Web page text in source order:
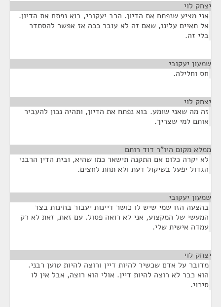
יצחק לוי
אני מציע שנפתח את הדיון. הרב יעקובי, בוא נפתח את הדיון.
אל תאיים עלינו, שאם זה לא עובר ככה אז אפשר להסתדר
בלי זה.
שמעון יעקובי
חס וחלילה.
יצחק לוי
זה מה שאני שומע. בוא נפתח את הדיון, ותהיה נכון להעביר
אותם למי שצריך.
ממלא מקום היו"ר דוד רותם
לא יקרה כלום אם התקנה תישאר כמו שהיא, ובית הדין הרבני
הגדול יפעל בשיקול דעת ולא תחת לחצים.
שמעון יעקובי
בהצעה הזו שמי שיש לו כושר דיינות יעבור בחינות בצד
המעשי של המקצוע, אני לא רואה פסול. עם זאת, זאת לא רק
עמדה אישית שלי.
יצחק לוי
מדובר על אדם שכשיר להיות דיין ורוצה להיות טוען רבני.
הוא כבר לא רוצה להיות דיין. אולי הוא רוצה, אבל אין לו
סיכוי.